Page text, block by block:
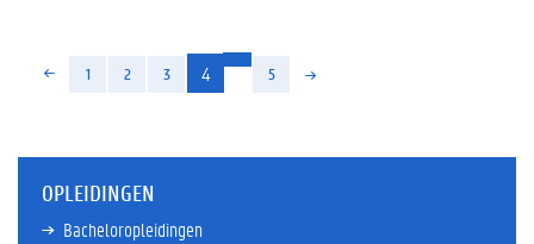
1 2 3 4 (huidige)
5
OPLEIDINGEN
Bacheloropleidingen